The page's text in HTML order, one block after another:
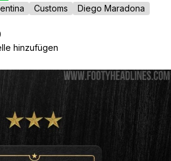
Customs
Diego Maradona
hinzufügen